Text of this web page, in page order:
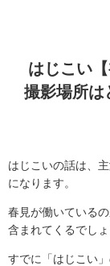
はじこい
撮影場所は
はじこいの話は、
になります。
春見が働いている
含まれてくるでしょ
すでに「はじこい